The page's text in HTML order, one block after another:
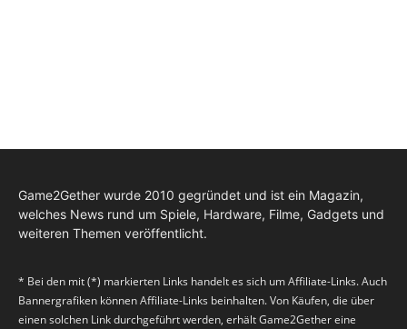
Game2Gether wurde 2010 gegründet und ist ein Magazin,
welches News rund um Spiele, Hardware, Filme, Gadgets und
weiteren Themen veröffentlicht.
* Bei den mit (*) markierten Links handelt es sich um Affiliate-Links. Auch
Bannergrafiken können Affiliate-Links beinhalten. Von Käufen, die über
einen solchen Link durchgeführt werden, erhält Game2Gether eine